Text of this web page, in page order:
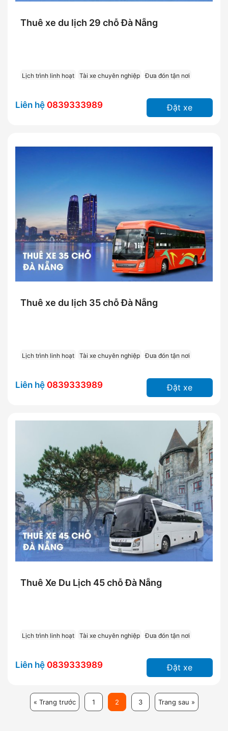
Thuê xe du lịch 29 chỗ Đà Nẵng
Lịch trình linh hoạt Tài xe chuyên nghiệp Đưa đón tận nơi
Liên hệ 0839333989 Đặt xe
Thuê xe du lịch 35 chỗ Đà Nẵng
Lịch trình linh hoạt Tài xe chuyên nghiệp Đưa đón tận nơi
Liên hệ 0839333989 Đặt xe
Thuê Xe Du Lịch 45 chỗ Đà Nẵng
Lịch trình linh hoạt Tài xe chuyên nghiệp Đưa đón tận nơi
Liên hệ 0839333989 Đặt xe
« Trang trước 1 2 3 Trang sau »